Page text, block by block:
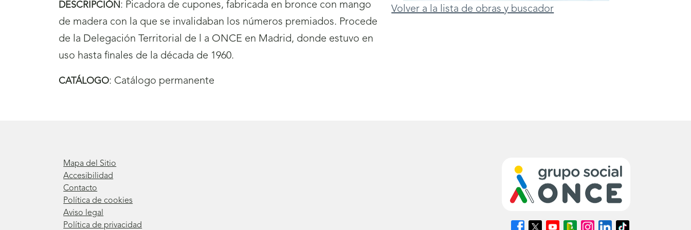
DESCRIPCIÓN: Picadora de cupones, fabricada en bronce con mango
de madera con la que se invalidaban los números premiados. Procede
de la Delegación Territorial de l a ONCE en Madrid, donde estuvo en
uso hasta finales de la década de 1960.
CATÁLOGO: Catálogo permanente
Volver a la lista de obras y buscador
Mapa del Sitio
Accesibilidad
Contacto
Política de cookies
Aviso legal
Política de privacidad
SíguenosSíguenosSíguenosSíguenosSíguenosSíguenosSíguenos